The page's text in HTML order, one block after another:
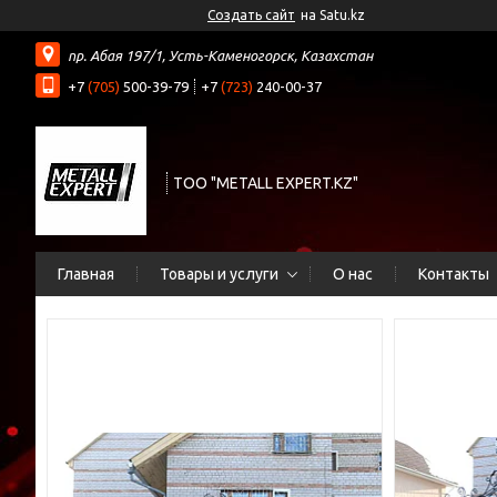
Создать сайт на Satu.kz
пр. Абая 197/1, Усть-Каменогорск, Казахстан
+7 (705) 500-39-79 +7 (723) 240-00-37
ТОО "METALL EXPERT.KZ"
Главная Товары и услуги О нас Контакты